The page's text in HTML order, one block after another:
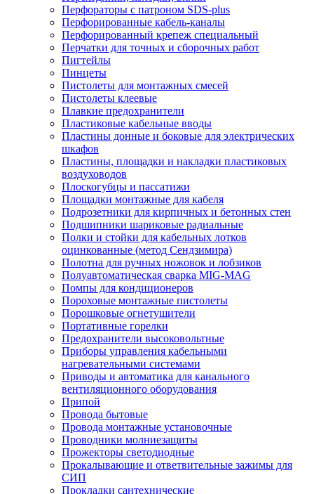
Перфораторы с патроном SDS-plus
Перфорированные кабель-каналы
Перфорированный крепеж специальный
Перчатки для точных и сборочных работ
Пигтейлы
Пинцеты
Пистолеты для монтажных смесей
Пистолеты клеевые
Плавкие предохранители
Пластиковые кабельные вводы
Пластины донные и боковые для электрических
шкафов
Пластины, площадки и накладки пластиковых
воздуховодов
Плоскогубцы и пассатижи
Площадки монтажные для кабеля
Подрозетники для кирпичных и бетонных стен
Подшипники шариковые радиальные
Полки и стойки для кабельных лотков
оцинкованные (метод Сендзимира)
Полотна для ручных ножовок и лобзиков
Полуавтоматическая сварка MIG-MAG
Помпы для кондиционеров
Пороховые монтажные пистолеты
Порошковые огнетушители
Портативные горелки
Предохранители высоковольтные
Приборы управления кабельными
нагревательными системами
Приводы и автоматика для канального
вентиляционного оборудования
Припой
Провода бытовые
Провода монтажные установочные
Проводники молниезащиты
Прожекторы светодиодные
Прокалывающие и ответвительные зажимы для
СИП
Прокладки сантехнические